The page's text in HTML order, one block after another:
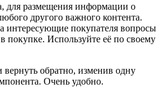
для размещения информации о
другого важного контента.
интересующие покупателя вопросы
покупке. Используйте её по своему
обратно, изменив одну
Очень удобно.